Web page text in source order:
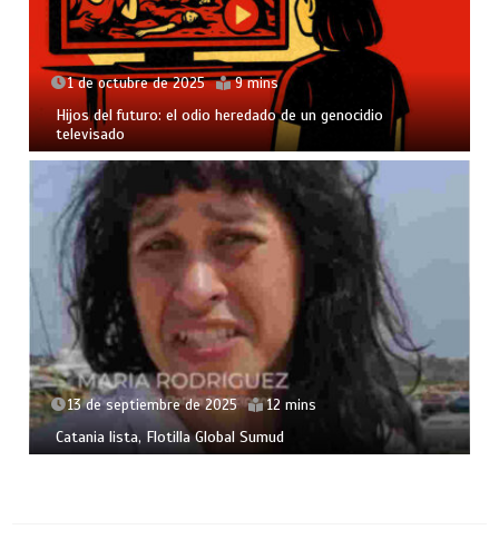
1 de octubre de 2025 9 mins
Hijos del futuro: el odio heredado de un genocidio
televisado
13 de septiembre de 2025 12 mins
Catania lista, Flotilla Global Sumud